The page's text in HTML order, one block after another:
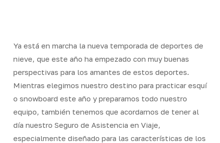
contentYa está en marcha la nueva temporada de deportes de
nieve, que este año ha empezado con muy buenas
perspectivas para los amantes de estos deportes.
Mientras elegimos nuestro destino para practicar esquí
o snowboard este año y preparamos todo nuestro
equipo, también tenemos que acordarnos de tener al
día nuestro Seguro de Asistencia en Viaje,
especialmente diseñado para las características de los
Menu